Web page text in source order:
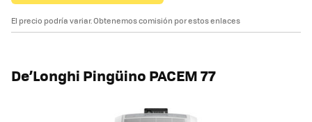
El precio podría variar. Obtenemos comisión por estos enlaces
De’Longhi Pingüino PACEM 77